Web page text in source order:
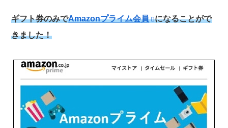
ギフト券のみでAmazonプライム会員
になることがで
きました！